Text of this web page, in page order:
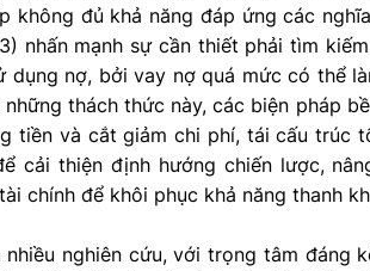
không đủ khả năng đáp ứng các
nhấn mạnh sự cần thiết phải tìm
nợ, bởi vay nợ quá mức có thể
thách thức này, các biện pháp
tiền và cắt giảm chi phí, tái cấu trúc
cải thiện định hướng chiến lược,
chính để khôi phục khả năng thanh
nghiên cứu, với trọng tâm đáng